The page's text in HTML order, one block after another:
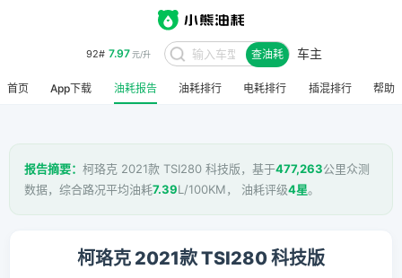
92# 7.97元/升 查油耗 车主
首页 App下载 油耗报告 油耗排行 电耗排行 插混排行 帮助
报告摘要： 柯珞克 2021款 TSI280 科技版，基于477,263公里众测
数据，综合路况平均油耗7.39L/100KM， 油耗评级4星。
柯珞克 2021款 TSI280 科技版